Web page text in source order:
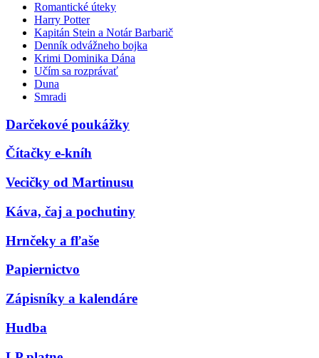
Romantické úteky
Harry Potter
Kapitán Stein a Notár Barbarič
Denník odvážneho bojka
Krimi Dominika Dána
Učím sa rozprávať
Duna
Smradi
Darčekové poukážky
Čítačky e-kníh
Vecičky od Martinusu
Káva, čaj a pochutiny
Hrnčeky a fľaše
Papiernictvo
Zápisníky a kalendáre
Hudba